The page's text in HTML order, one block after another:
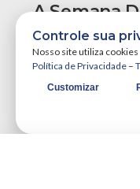
A Semana
Pessoa
Maiores
A Semana do Rock
Simplesmente
Controle sua
Nosso site utiliza cookies
Política de Privacidade –
Customizar